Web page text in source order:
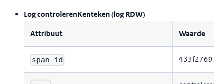
Log controlerenKenteken (log RDW)
Attribuut Waarde
span_id